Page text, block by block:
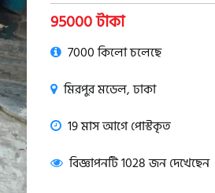
product view
95000 টাকা
7000 কিলো চলেছে
মিরপুর মডেল, ঢাকা
19 মাস আগে পোস্টকৃত
বিজ্ঞাপনটি 1028 জন দেখেছেন